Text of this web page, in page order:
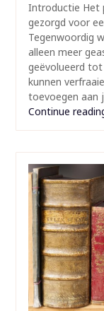
Introductie Het
gezorgd voor
Tegenwoordig
alleen meer
geëvolueerd
kunnen
toevoegen aan
Continue